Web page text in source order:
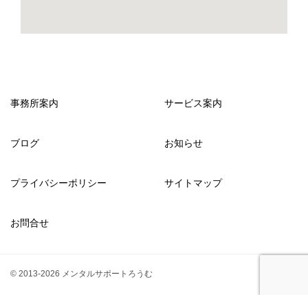
事務所案内 サービス案内
ブログ お知らせ
プライバシーポリシー サイトマップ
お問合せ
© 2013-2026 メンタルサポートろうむ